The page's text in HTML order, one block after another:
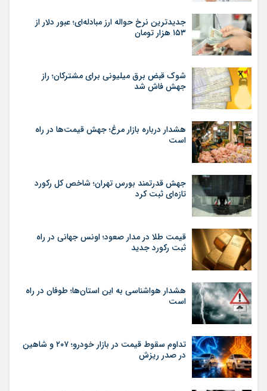
جدیدترین نرخ حواله ارز مبادله‌ای؛ عبور دلار از
۱۵۳ هزار تومان
شوک قبض برق میلیونی برای مشترکان؛ راز
جهش فاش شد
هشدار درباره بازار مرغ؛ جهش قیمت‌ها در راه
است
جهش قدرتمند بورس تهران؛ شاخص کل رکورد
تازه‌ای ثبت کرد
قیمت طلا در مدار صعود؛ اونس جهانی در راه
ثبت رکورد جدید
هشدار هواشناسی به این استان‌ها؛ طوفان در راه
است
تداوم سقوط قیمت در بازار خودرو؛ ۲۰۷ و شاهین
در صدر ریزش